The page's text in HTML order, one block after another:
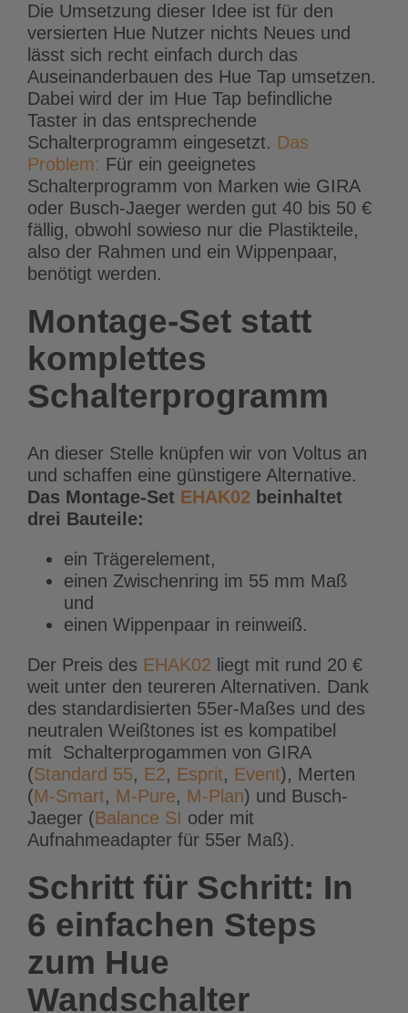
Die Umsetzung dieser Idee ist für den
versierten Hue Nutzer nichts Neues und
lässt sich recht einfach durch das
Auseinanderbauen des Hue Tap umsetzen.
Dabei wird der im Hue Tap befindliche
Taster in das entsprechende
Schalterprogramm eingesetzt. Das
Problem: Für ein geeignetes
Schalterprogramm von Marken wie GIRA
oder Busch-Jaeger werden gut 40 bis 50 €
fällig, obwohl sowieso nur die Plastikteile,
also der Rahmen und ein Wippenpaar,
benötigt werden.
Montage-Set statt
komplettes
Schalterprogramm
An dieser Stelle knüpfen wir von Voltus an
und schaffen eine günstigere Alternative.
Das Montage-Set EHAK02 beinhaltet
drei Bauteile:
ein Trägerelement,
einen Zwischenring im 55 mm Maß
und
einen Wippenpaar in reinweiß.
Der Preis des EHAK02 liegt mit rund 20 €
weit unter den teureren Alternativen. Dank
des standardisierten 55er-Maßes und des
neutralen Weißtones ist es kompatibel
mit Schalterprogammen von GIRA
(Standard 55, E2, Esprit, Event), Merten
(M-Smart, M-Pure, M-Plan) und Busch-
Jaeger (Balance SI oder mit
Aufnahmeadapter für 55er Maß).
Schritt für Schritt: In
6 einfachen Steps
zum Hue
Wandschalter